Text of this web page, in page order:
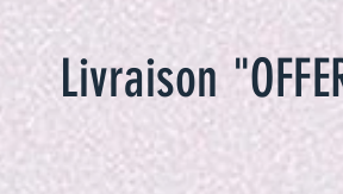
Livraison